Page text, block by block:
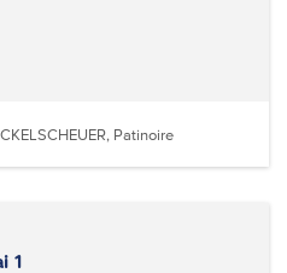
Patinoire
1